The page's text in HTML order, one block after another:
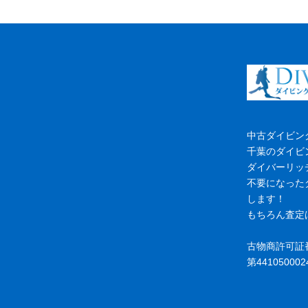
中古ダイビン
千葉のダイビ
ダイバーリ
不要になった
します！
もちろん査定
古物商許可証
第